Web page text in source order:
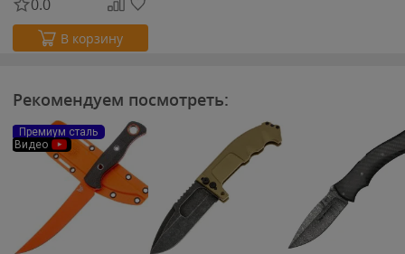
0.0
В корзину
Рекомендуем посмотреть:
Премиум сталь
Видео